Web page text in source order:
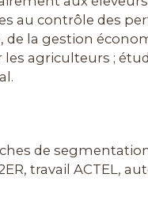
au contrôle des
la gestion
agriculteurs ;
de
travail ACTEL,